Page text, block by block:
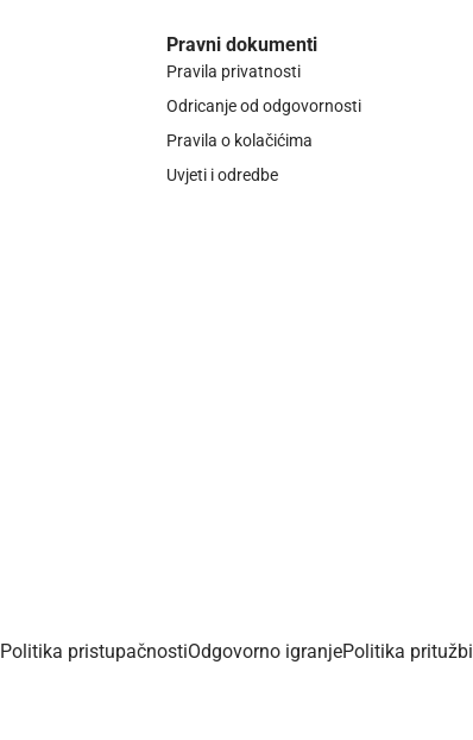
Pravni dokumenti
Pravila privatnosti
Odricanje od odgovornosti
Pravila o kolačićima
Uvjeti i odredbe
Politika pristupačnostiOdgovorno igranjePolitika pritužbi